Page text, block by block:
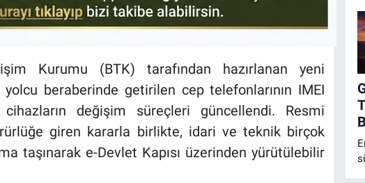
Kurumu (BTK) tarafından hazırlanan yeni
yolcu beraberinde getirilen cep telefonlarının IMEI
değişim süreçleri güncellendi. Resmi
giren kararla birlikte, idari ve teknik birçok
taşınarak e-Devlet Kapısı üzerinden yürütülebilir